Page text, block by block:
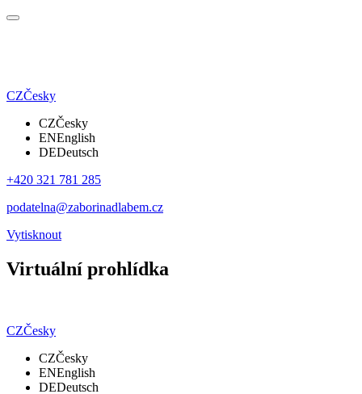
CZČesky
CZČesky
ENEnglish
DEDeutsch
+420 321 781 285
podatelna@zaborinadlabem.cz
Vytisknout
Virtuální prohlídka
CZČesky
CZČesky
ENEnglish
DEDeutsch